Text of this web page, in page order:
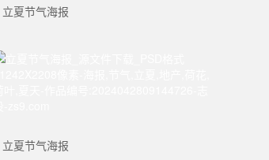
立夏节气海报
立夏节气海报